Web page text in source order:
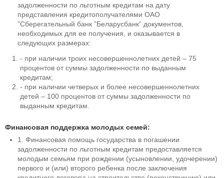
задолженности по льготным кредитам на дату
представления кредитополучателями ОАО
”Сберегательный банк ”Беларусбанк“ документов,
необходимых для ее получения, и оказывается в
следующих размерах:
- при наличии троих несовершеннолетних детей – 75
процентов от суммы задолженности по выданным
кредитам;
- при наличии четверых и более несовершеннолетних
детей – 100 процентов от суммы задолженности по
выданным кредитам.
Финансовая поддержка молодых семей:
1. Финансовая помощь государства в погашении
задолженности по льготным кредитам предоставляется
молодым семьям при рождении (усыновлении, удочерении)
первого и (или) второго ребенка после заключения